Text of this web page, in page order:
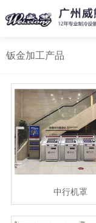
钣金加工产品
中行机罩